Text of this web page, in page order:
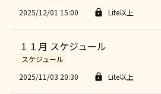
2025/12/01 15:00
Lite以上
１１月 スケジュール
スケジュール
2025/11/03 20:30
Lite以上